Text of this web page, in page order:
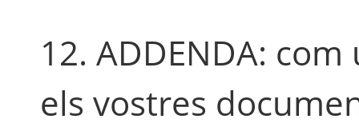
12. ADDENDA:
els vostres